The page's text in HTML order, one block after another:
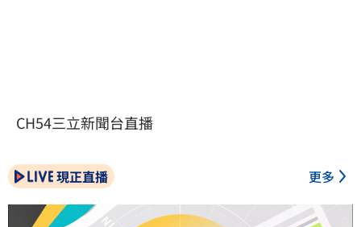
CH54三立新聞台直播
現正直播 更多